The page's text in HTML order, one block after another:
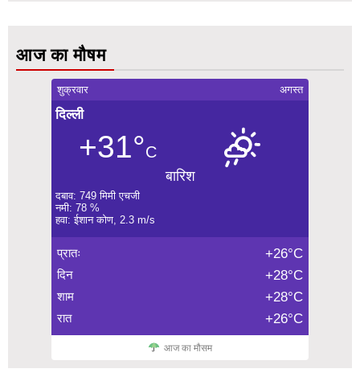
आज का मौषम
शुक्रवार अगस्त
दिल्ली
+31°C
बारिश
दबाव: 749 मिमी एचजी
नमी: 78 %
हवा: ईशान कोण, 2.3 m/s
प्रातः +26°C
दिन +28°C
शाम +28°C
रात +26°C
आज का मौसम